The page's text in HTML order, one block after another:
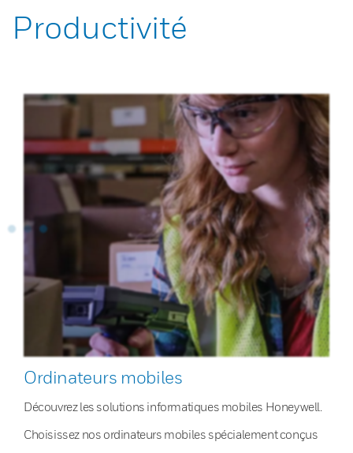
Productivité
Ordinateurs mobiles
Découvrez les solutions informatiques mobiles Honeywell.
Choisissez nos ordinateurs mobiles spécialement conçus